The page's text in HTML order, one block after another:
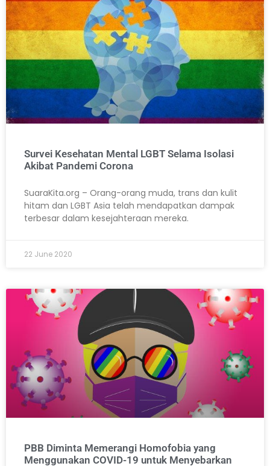
Survei Kesehatan Mental LGBT Selama Isolasi
Akibat Pandemi Corona
SuaraKita.org – Orang-orang muda, trans dan kulit
hitam dan LGBT Asia telah mendapatkan dampak
terbesar dalam kesejahteraan mereka.
22 June 2020
PBB Diminta Memerangi Homofobia yang
Menggunakan COVID-19 untuk Menyebarkan